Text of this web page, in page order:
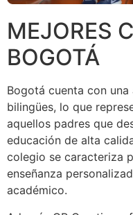
MEJORES
BOGOTÁ
Bogotá cuenta con
bilingües, lo que
aquellos padres que
educación de alta
colegio se caracteriza
enseñanza
académico.